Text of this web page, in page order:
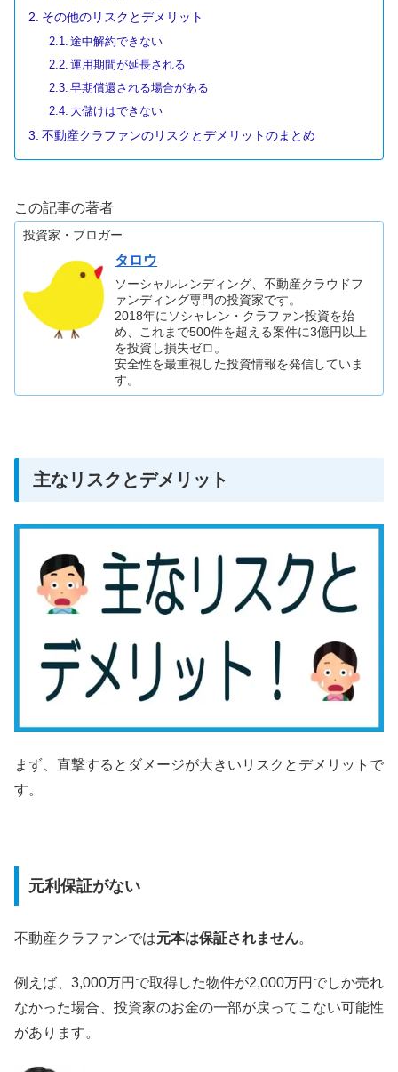
その他のリスクとデメリット
途中解約できない
運用期間が延長される
早期償還される場合がある
大儲けはできない
不動産クラファンのリスクとデメリットのまとめ
この記事の著者
投資家・ブロガー
タロウ
ソーシャルレンディング、不動産クラウドフ
ァンディング専門の投資家です。
2018年にソシャレン・クラファン投資を始
め、これまで500件を超える案件に3億円以上
を投資し損失ゼロ。
安全性を最重視した投資情報を発信していま
す。
主なリスクとデメリット
まず、直撃するとダメージが大きいリスクとデメリットで
す。
元利保証がない
不動産クラファンでは元本は保証されません。
例えば、3,000万円で取得した物件が2,000万円でしか売れ
なかった場合、投資家のお金の一部が戻ってこない可能性
があります。